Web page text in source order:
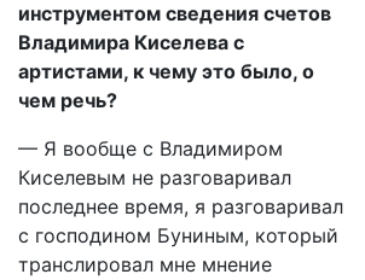
инструментом сведения счетов
Владимира Киселева с
артистами, к чему это было, о
чем речь?
— Я вообще с Владимиром
Киселевым не разговаривал
последнее время, я разговаривал
с господином Буниным, который
транслировал мне мнение